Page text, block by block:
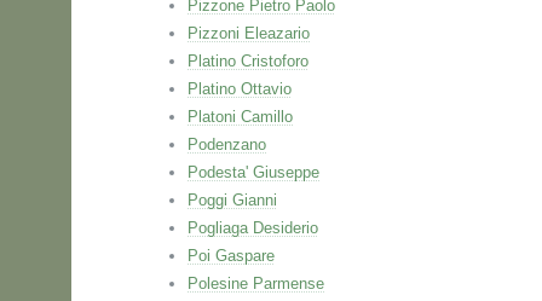
Pizzone Pietro Paolo
Pizzoni Eleazario
Platino Cristoforo
Platino Ottavio
Platoni Camillo
Podenzano
Podesta' Giuseppe
Poggi Gianni
Pogliaga Desiderio
Poi Gaspare
Polesine Parmense